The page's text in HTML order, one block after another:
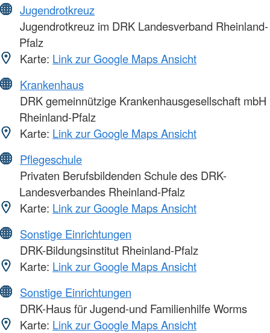
Jugendrotkreuz
Jugendrotkreuz im DRK Landesverband Rheinland-
Pfalz
Karte: Link zur Google Maps Ansicht
Krankenhaus
DRK gemeinnützige Krankenhausgesellschaft mbH
Rheinland-Pfalz
Karte: Link zur Google Maps Ansicht
Pflegeschule
Privaten Berufsbildenden Schule des DRK-
Landesverbandes Rheinland-Pfalz
Karte: Link zur Google Maps Ansicht
Sonstige Einrichtungen
DRK-Bildungsinstitut Rheinland-Pfalz
Karte: Link zur Google Maps Ansicht
Sonstige Einrichtungen
DRK-Haus für Jugend-und Familienhilfe Worms
Karte: Link zur Google Maps Ansicht